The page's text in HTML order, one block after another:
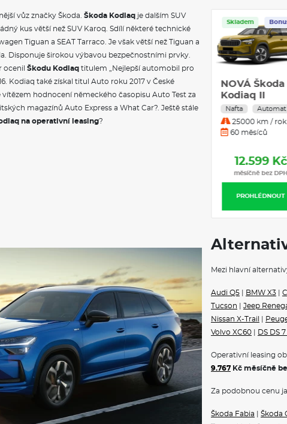
Asistent
Isofix
2x i-Size a 2x Top
Assistent stavu
Bezklíčové
Zásuvka 12V
vpředu a v
Klimatizace
3zónová
Rozpoznání
Tempomat
typ C
Media 10", 8
Propojení
Středová
Čalounění
Látka Loft
Interiérový
Ambientní LED
textilní vpředu a
přední
10"
vůz značky Škoda. Škoda Kodiaq je dalším SUV
kus větší než SUV Karoq. Sdílí některé technické
Tiguan a SEAT Tarraco. Je však větší než Tiguan a
Disponuje širokou výbavou bezpečnostními prvky.
ocenil Škodu Kodiaq titulem „Nejlepší automobil pro
Kodiaq také získal titul Auto roku 2017 v České
hodnocení německého časopisu Auto Test za
magazínů Auto Express a What Car?. Ještě stále
na operativní leasing?
Škoda Kodiaq
Sportline 2.0
TDI 142 kW
Nafta Automat
Skladem
NOVÁ Škoda
Kodiaq II
Selection 2,0
TDI 193k DSG -
4x4
Nafta Automat
25000 km / rok
60 měsíců
PROHLÉDNOUT
12.599 Kč
měsíčně bez DPH
Mezi hlavní
Audi Q5 BMW X3
Tucson
Jeep
Nissan X-Trail
Volvo XC60
DS DS
Operativní leasing
9.767 Kč měsíčně
Za podobnou cenu
Škoda Fabia Škoda